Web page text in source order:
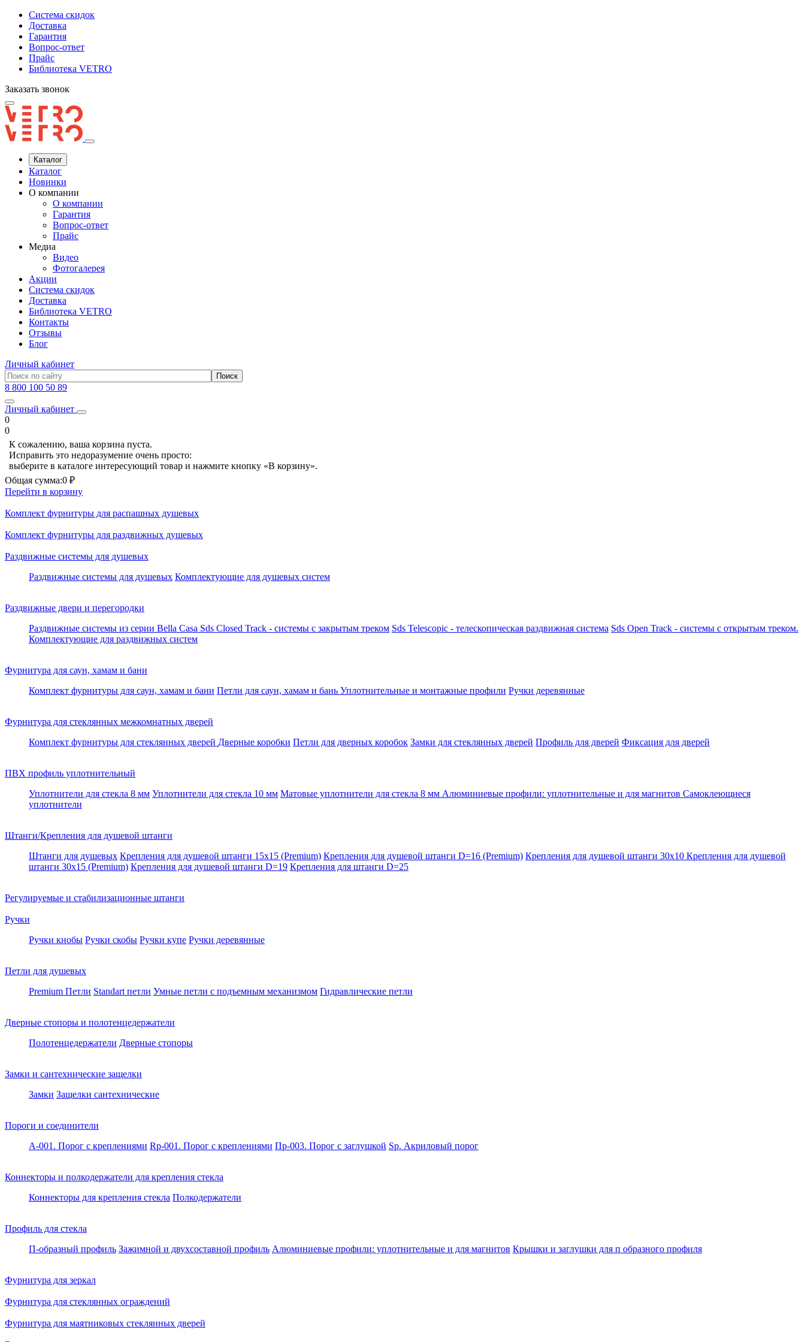
Система скидок
Доставка
Гарантия
Вопрос-ответ
Прайс
Библиотека VETRO
Заказать звонок
Каталог
Каталог
Новинки
О компании
О компании
Гарантия
Вопрос-ответ
Прайс
Медиа
Видео
Фотогалерея
Акции
Система скидок
Доставка
Библиотека VETRO
Контакты
Отзывы
Блог
Личный кабинет
8 800 100 50 89
Личный кабинет
0
0
К сожалению, ваша корзина пуста.
Исправить это недоразумение очень просто:
выберите в каталоге интересующий товар и нажмите кнопку «В корзину».
Общая сумма:0 ₽
Перейти в корзину
Комплект фурнитуры для распашных душевых
Комплект фурнитуры для раздвижных душевых
Раздвижные системы для душевых
Раздвижные системы для душевых Комплектующие для душевых систем
Раздвижные двери и перегородки
Раздвижные системы из серии Bella Casa Sds Closed Track - системы с закрытым треком Sds Telescopic - телескопическая раздвижная система Sds Open Track - системы с открытым треком.
Комплектующие для раздвижных систем
Фурнитура для саун, хамам и бани
Комплект фурнитуры для саун, хамам и бани Петли для саун, хамам и бань Уплотнительные и монтажные профили Ручки деревянные
Фурнитура для стеклянных межкомнатных дверей
Комплект фурнитуры для стеклянных дверей Дверные коробки Петли для дверных коробок Замки для стеклянных дверей Профиль для дверей Фиксация для дверей
ПВХ профиль уплотнительный
Уплотнители для стекла 8 мм Уплотнители для стекла 10 мм Матовые уплотнители для стекла 8 мм Алюминиевые профили: уплотнительные и для магнитов Самоклеющиеся
уплотнители
Штанги/Крепления для душевой штанги
Штанги для душевых Крепления для душевой штанги 15х15 (Premium) Крепления для душевой штанги D=16 (Premium) Крепления для душевой штанги 30x10 Крепления для душевой
штанги 30x15 (Premium) Крепления для душевой штанги D=19 Крепления для штанги D=25
Регулируемые и стабилизационные штанги
Ручки
Ручки кнобы Ручки скобы Ручки купе Ручки деревянные
Петли для душевых
Premium Петли Standart петли Умные петли c подъемным механизмом Гидравлические петли
Дверные стопоры и полотенцедержатели
Полотенцедержатели Дверные стопоры
Замки и сантехнические защелки
Замки Защелки сантехнические
Пороги и соединители
A-001. Порог с креплениями Rp-001. Порог с креплениями Пр-003. Порог с заглушкой Sp. Акриловый порог
Коннекторы и полкодержатели для крепления стекла
Коннекторы для крепления стекла Полкодержатели
Профиль для стекла
П-образный профиль Зажимной и двухсоставной профиль Алюминиевые профили: уплотнительные и для магнитов Крышки и заглушки для п образного профиля
Фурнитура для зеркал
Фурнитура для стеклянных ограждений
Фурнитура для маятниковых стеклянных дверей